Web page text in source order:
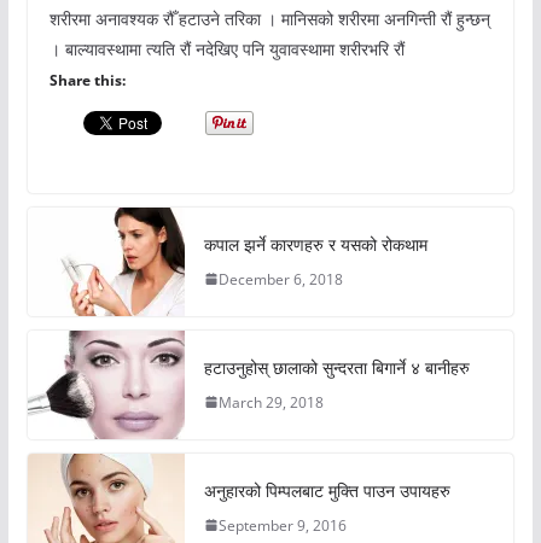
शरीरमा अनावश्यक रौँ हटाउने तरिका । मानिसको शरीरमा अनगिन्ती रौं हुन्छन्
। बाल्यावस्थामा त्यति रौं नदेखिए पनि युवावस्थामा शरीरभरि रौं
Share this:
कपाल झर्ने कारणहरु र यसको रोकथाम
December 6, 2018
हटाउनुहोस् छालाको सुन्दरता बिगार्ने ४ बानीहरु
March 29, 2018
अनुहारको पिम्पलबाट मुक्ति पाउन उपायहरु
September 9, 2016